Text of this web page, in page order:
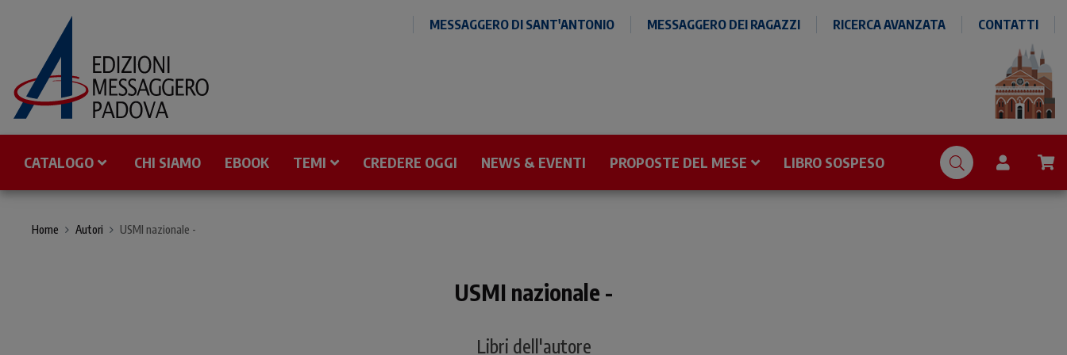
MESSAGGERO DI SANT'ANTONIO MESSAGGERO DEI RAGAZZI RICERCA AVANZATA CONTATTI
CATALOGO CHI SIAMO EBOOK TEMI CREDERE OGGI NEWS & EVENTI PROPOSTE DEL MESE LIBRO SOSPESO
Home Autori USMI nazionale -
USMI nazionale -
Libri dell'autore